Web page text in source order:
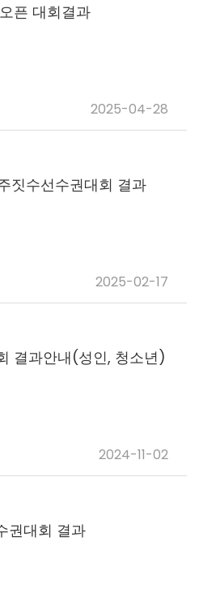
픈 대회결과
2025-04-28
짓수선수권대회 결과
2025-02-17
결과안내(성인, 청소년)
2024-11-02
권대회 결과